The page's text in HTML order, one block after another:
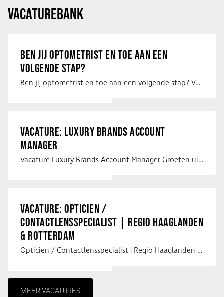
VACATUREBANK
BEN JIJ OPTOMETRIST EN TOE AAN EEN
VOLGENDE STAP?
Ben jij optometrist en toe aan een volgende stap? Voor een optiekketen is Eye …
VACATURE: LUXURY BRANDS ACCOUNT
MANAGER
Vacature Luxury Brands Account Manager Groeten uit Spanje! Vanaf mijn …
VACATURE: OPTICIEN /
CONTACTLENSSPECIALIST | REGIO HAAGLANDEN
& ROTTERDAM
Opticien / Contactlensspecialist | Regio Haaglanden & Rotterdam Saludos uit …
MEER VACATURES